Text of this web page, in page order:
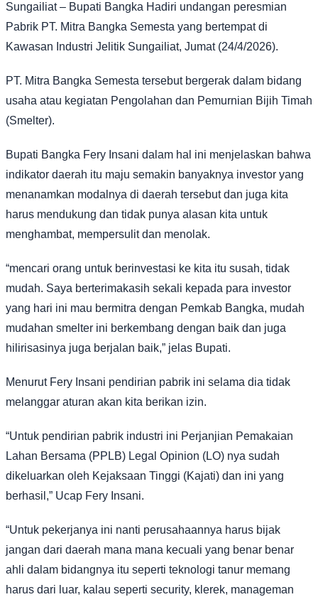
Sungailiat – Bupati Bangka Hadiri undangan peresmian
Pabrik PT. Mitra Bangka Semesta yang bertempat di
Kawasan Industri Jelitik Sungailiat, Jumat (24/4/2026).
PT. Mitra Bangka Semesta tersebut bergerak dalam bidang
usaha atau kegiatan Pengolahan dan Pemurnian Bijih Timah
(Smelter).
Bupati Bangka Fery Insani dalam hal ini menjelaskan bahwa
indikator daerah itu maju semakin banyaknya investor yang
menanamkan modalnya di daerah tersebut dan juga kita
harus mendukung dan tidak punya alasan kita untuk
menghambat, mempersulit dan menolak.
“mencari orang untuk berinvestasi ke kita itu susah, tidak
mudah. Saya berterimakasih sekali kepada para investor
yang hari ini mau bermitra dengan Pemkab Bangka, mudah
mudahan smelter ini berkembang dengan baik dan juga
hilirisasinya juga berjalan baik,” jelas Bupati.
Menurut Fery Insani pendirian pabrik ini selama dia tidak
melanggar aturan akan kita berikan izin.
“Untuk pendirian pabrik industri ini Perjanjian Pemakaian
Lahan Bersama (PPLB) Legal Opinion (LO) nya sudah
dikeluarkan oleh Kejaksaan Tinggi (Kajati) dan ini yang
berhasil,” Ucap Fery Insani.
“Untuk pekerjanya ini nanti perusahaannya harus bijak
jangan dari daerah mana mana kecuali yang benar benar
ahli dalam bidangnya itu seperti teknologi tanur memang
harus dari luar, kalau seperti security, klerek, manageman